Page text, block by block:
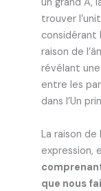
trouver
considérant
raison de
révélant
entre les
dans l’Un
La raison
expression,
que nous